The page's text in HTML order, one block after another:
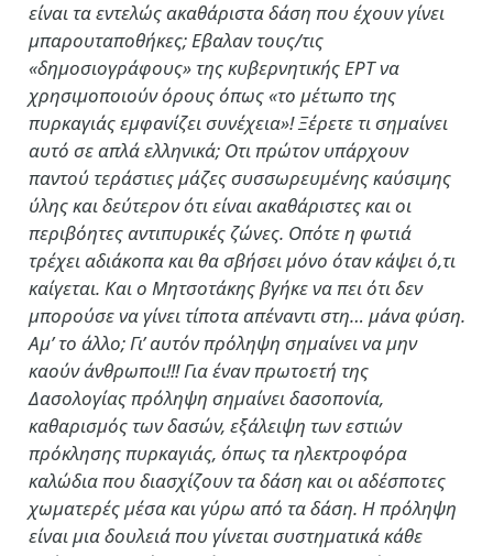
είναι τα εντελώς ακαθάριστα δάση που έχουν γίνει
μπαρουταποθήκες; Εβαλαν τους/τις
«δημοσιογράφους» της κυβερνητικής ΕΡΤ να
χρησιμοποιούν όρους όπως «το μέτωπο της
πυρκαγιάς εμφανίζει συνέχεια»! Ξέρετε τι σημαίνει
αυτό σε απλά ελληνικά; Οτι πρώτον υπάρχουν
παντού τεράστιες μάζες συσσωρευμένης καύσιμης
ύλης και δεύτερον ότι είναι ακαθάριστες και οι
περιβόητες αντιπυρικές ζώνες. Οπότε η φωτιά
τρέχει αδιάκοπα και θα σβήσει μόνο όταν κάψει ό,τι
καίγεται. Και ο Μητσοτάκης βγήκε να πει ότι δεν
μπορούσε να γίνει τίποτα απέναντι στη… μάνα φύση.
Αμ’ το άλλο; Γι’ αυτόν πρόληψη σημαίνει να μην
καούν άνθρωποι!!! Για έναν πρωτοετή της
Δασολογίας πρόληψη σημαίνει δασοπονία,
καθαρισμός των δασών, εξάλειψη των εστιών
πρόκλησης πυρκαγιάς, όπως τα ηλεκτροφόρα
καλώδια που διασχίζουν τα δάση και οι αδέσποτες
χωματερές μέσα και γύρω από τα δάση. Η πρόληψη
είναι μια δουλειά που γίνεται συστηματικά κάθε